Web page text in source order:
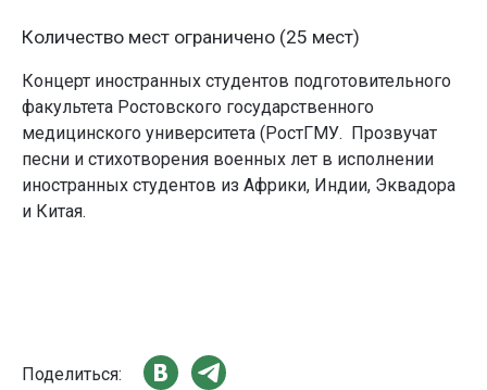
Количество мест ограничено (25 мест)
Концерт иностранных студентов подготовительного
факультета Ростовского государственного
медицинского университета (РостГМУ. Прозвучат
песни и стихотворения военных лет в исполнении
иностранных студентов из Африки, Индии, Эквадора
и Китая.
Поделиться: